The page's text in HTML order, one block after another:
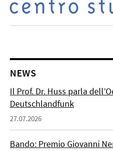
NEWS
Il Prof. Dr. Huss parla
Deutschlandfunk
27.07.2026
Bando: Premio Giovanni